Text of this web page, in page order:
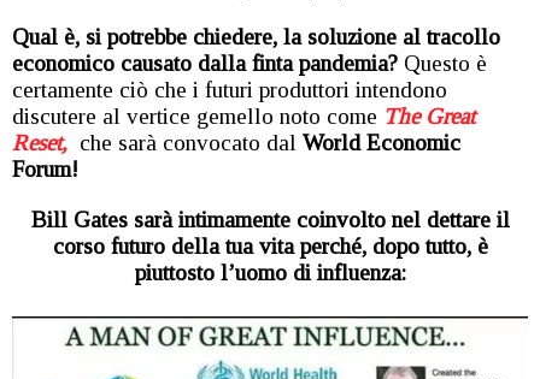
Qual è, si potrebbe chiedere, la soluzione al tracollo
economico causato dalla finta pandemia? Questo è
certamente ciò che i futuri produttori intendono
discutere al vertice gemello noto come The Great
Reset, che sarà convocato dal World Economic
Forum!
Bill Gates sarà intimamente coinvolto nel dettare il
corso futuro della tua vita perché, dopo tutto, è
piuttosto l’uomo di influenza: